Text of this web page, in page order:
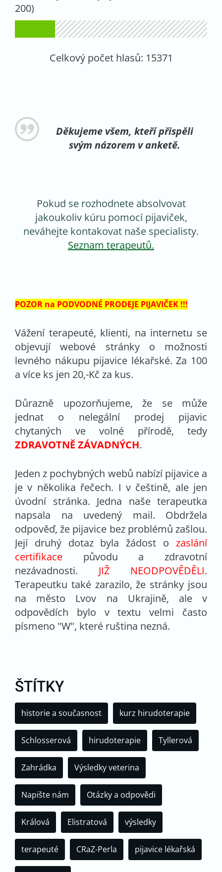
200)
Celkový počet hlasů: 15371
Děkujeme všem, kteří přispěli
svým názorem v anketě.
Pokud se rozhodnete absolvovat
jakoukoliv kúru pomocí pijaviček,
neváhejte kontakovat naše specialisty.
Seznam terapeutů.
POZOR na PODVODNÉ PRODEJE PIJAVIČEK !!!
Vážení terapeuté, klienti, na internetu se
objevují webové stránky o možnosti
levného nákupu pijavice lékařské. Za 100
a více ks jen 20,-Kč za kus.
Důrazně upozorňujeme, že se může
jednat o nelegální prodej pijavic
chytaných ve volné přírodě, tedy
ZDRAVOTNĚ ZÁVADNÝCH.
Jeden z pochybných webů nabízí pijavice a
je v několika řečech. I v češtině, ale jen
úvodní stránka. Jedna naše terapeutka
napsala na uvedený mail. Obdržela
odpověď, že pijavice bez problémů zašlou.
Její druhý dotaz byla žádost o zaslání
certifikace původu a zdravotní
nezávadnosti. JIŽ NEODPOVĚDĚLI.
Terapeutku také zarazilo, že stránky jsou
na město Lvov na Ukrajině, ale v
odpovědích bylo v textu velmi často
písmeno "W", které ruština nezná.
ŠTÍTKY
historie a současnost kurz hirudoterapie
Schlosserová hirudoterapie Tyllerová
Zahrádka Výsledky veterina
Napište nám Otázky a odpovědi
Králová Elistratová výsledky
terapeuté CRaZ-Perla pijavice lékařská